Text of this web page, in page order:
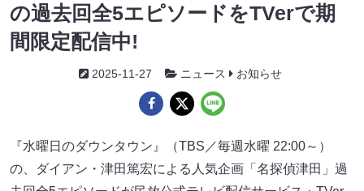
の過去回全5エピソードをTVerで期
間限定配信中!
2025-11-27 ニュース お知らせ
『水曜日のダウンタウン』（TBS／毎週水曜 22:00～）
の、ダイアン・津田篤宏による人気企画「名探偵津田」過